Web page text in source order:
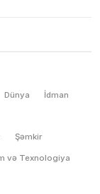
Dünya İdman
Şəmkir
və Texnologiya